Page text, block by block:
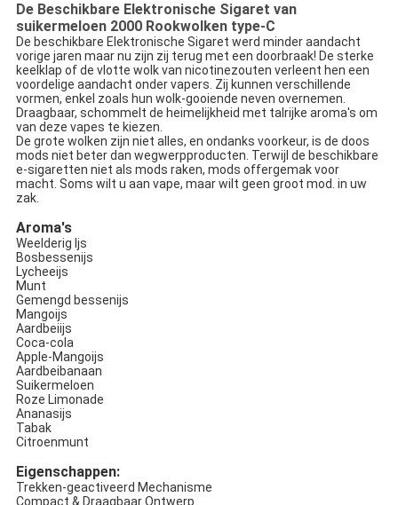
De Beschikbare Elektronische Sigaret van
suikermeloen 2000 Rookwolken type-C
De beschikbare Elektronische Sigaret werd minder aandacht
vorige jaren maar nu zijn zij terug met een doorbraak! De sterke
keelklap of de vlotte wolk van nicotinezouten verleent hen een
voordelige aandacht onder vapers. Zij kunnen verschillende
vormen, enkel zoals hun wolk-gooiende neven overnemen.
Draagbaar, schommelt de heimelijkheid met talrijke aroma's om
van deze vapes te kiezen.
De grote wolken zijn niet alles, en ondanks voorkeur, is de doos
mods niet beter dan wegwerpproducten. Terwijl de beschikbare
e-sigaretten niet als mods raken, mods offergemak voor
macht. Soms wilt u aan vape, maar wilt geen groot mod. in uw
zak.
Aroma's
Weelderig Ijs
Bosbessenijs
Lycheeijs
Munt
Gemengd bessenijs
Mangoijs
Aardbeiijs
Coca-cola
Apple-Mangoijs
Aardbeibanaan
Suikermeloen
Roze Limonade
Ananasijs
Tabak
Citroenmunt
Eigenschappen:
Trekken-geactiveerd Mechanisme
Compact & Draagbaar Ontwerp